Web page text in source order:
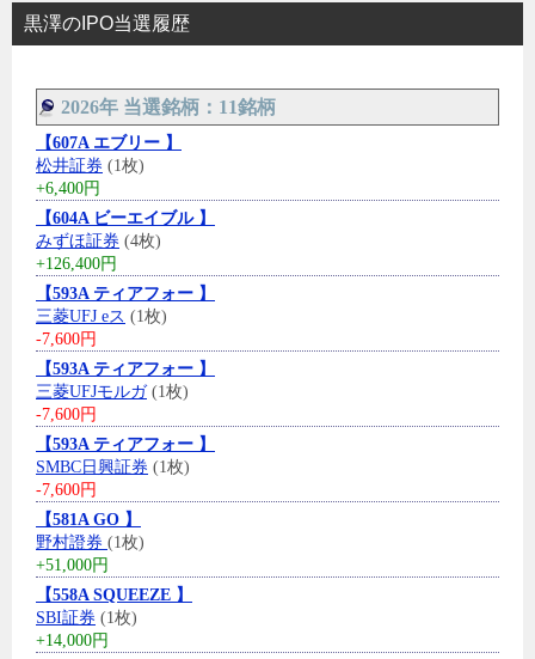
黒澤のIPO当選履歴
2026年 当選銘柄：11銘柄
【607A エブリー 】
松井証券 (1枚)
+6,400円
【604A ビーエイブル 】
みずほ証券 (4枚)
+126,400円
【593A ティアフォー 】
三菱UFJ eス (1枚)
-7,600円
【593A ティアフォー 】
三菱UFJモルガ(1枚)
-7,600円
【593A ティアフォー 】
SMBC日興証券 (1枚)
-7,600円
【581A GO 】
野村證券 (1枚)
+51,000円
【558A SQUEEZE 】
SBI証券 (1枚)
+14,000円